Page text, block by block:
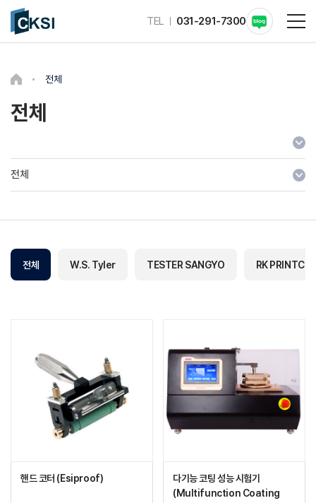
TEL 031-291-7300
전체
전체
전체
전체 W.S. Tyler TESTER SANGYO RK
핸드 코터 (Esiproof)
다기능 코팅 성능 시험기
(Multifunction Coating